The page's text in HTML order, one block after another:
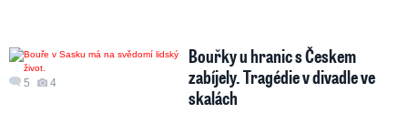
5 4
Bouřky u hranic s Českem
zabíjely. Tragédie v divadle ve
skalách